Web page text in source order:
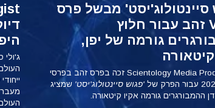
סיינטולוג'יסט' מבשל פרס
Viddy זהב עבור חלוץ
גורמה של יפן,
Scientology Media Productions זכה בפרס זהב בפרסי
'פגוש סיינטולוג'יסט' שמציג
ההמבורגרים גורמה אקיו קיטאורה.
ג'ולי
מעבר